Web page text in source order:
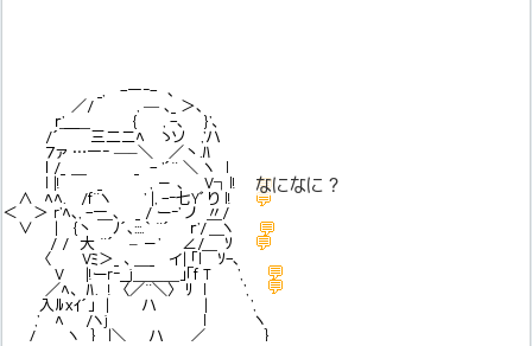
💬
💬
💬
💬
💬
💬
なになに？
_, -―‐- ､
／/ , — ､_ ＞､
ｒ'＿ { , -､ }'、
/´￣￣三二ニﾍ ゝソ ,'ハ
７ァ …―‐ —–＼ ／丶.ﾊ
ｌ /_ _ - '´¨ ＼ ヽ l
l |! ￣ _ , － ､ V┐l!
∧ ﾍﾍ. /ｆ¨ヽ ' |, -‐七Yﾞ り l!
＜ ＞ r'ﾍ､, -― ､ _ / ー‐' ノ 〃/
∨ | {丶 ￣ﾉ´､:::.｀ ¨´ ｒ'/￣ヽ
/ / 大 ¨´ – －' ∠/ ￣ｿ
〈 Vﾐ＞_ 、＿_ イ| ｢l￣ｿ-､
V |!ーr‐__j＿＿＿｣「ｆ T ',
／ﾍ、 ﾊ. ! 〈／¨＼〉 ﾘ l ',
入ﾙｘｲ´｣ | ハ | ',
,' ﾍ /ヽj l ヽ
/ ヽ ｝ |＼ ハ ／ ｝